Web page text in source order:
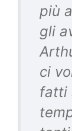
più
gli
ci
fatti